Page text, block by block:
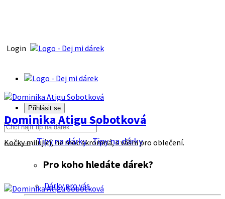
Login
Přihlásit se
Tipy na dárkyTipy na dárky
Pro koho hledáte dárek?
Dárky pro vás
Dominika Atigu Sobotková
Kočky milující, ne moc skromná, s vášni pro oblečení.